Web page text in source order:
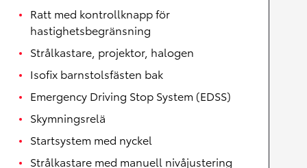
Ratt med kontrollknapp för
hastighetsbegränsning
Strålkastare, projektor, halogen
Isofix barnstolsfästen bak
Emergency Driving Stop System (EDSS)
Skymningsrelä
Startsystem med nyckel
Strålkastare med manuell nivåjustering